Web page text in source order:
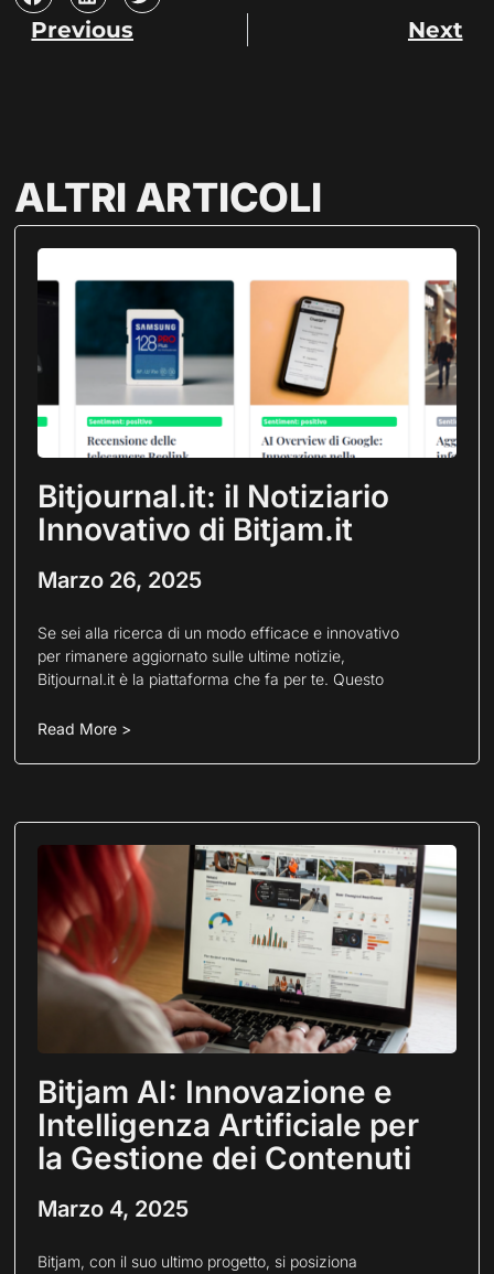
Previous Next
ALTRI ARTICOLI
Bitjournal.it: il Notiziario
Innovativo di Bitjam.it
Marzo 26, 2025
Se sei alla ricerca di un modo efficace e innovativo
per rimanere aggiornato sulle ultime notizie,
Bitjournal.it è la piattaforma che fa per te. Questo
Read More >
Bitjam AI: Innovazione e
Intelligenza Artificiale per
la Gestione dei Contenuti
Marzo 4, 2025
Bitjam, con il suo ultimo progetto, si posiziona